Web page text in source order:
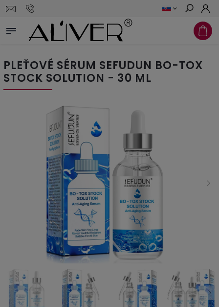
Hľadať
PLEŤOVÉ SÉRUM SEFUDUN BO-TOX
STOCK SOLUTION - 30 ML